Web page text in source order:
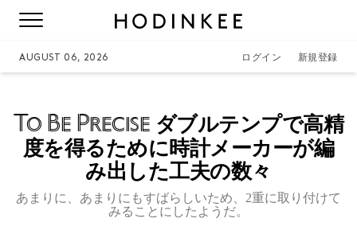
AUGUST 06, 2026 ログイン 新規登録
To Be Precise ダブルテンプで高精
度を得るために時計メーカーが編
み出した工夫の数々
あまりに、あまりにもすばらしいため、2重に取り付けて
みることにしたようだ。